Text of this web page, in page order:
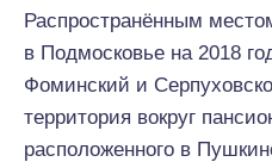
Распространённым
в Подмосковье на 2018
Фоминский и
территория вокруг
расположенного в